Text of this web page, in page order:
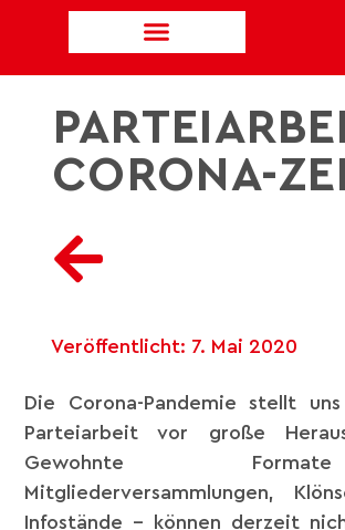
CORONA-
Veröffentlicht: 7. Mai 2020
Die Corona-Pandemie stellt
Parteiarbeit vor große
Gewohnte
Mitgliederversammlungen,
Infostände – können derzeit